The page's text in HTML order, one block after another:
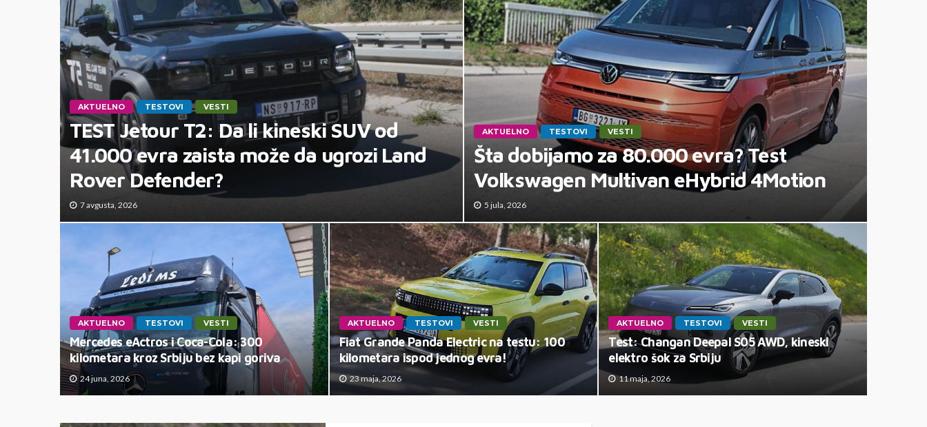
AKTUELNO TESTOVI VESTI
TEST Jetour T2: Da li kineski SUV od
41.000 evra zaista može da ugrozi Land
Rover Defender?
7 avgusta, 2026
AKTUELNO TESTOVI VESTI
Šta dobijamo za 80.000 evra? Test
Volkswagen Multivan eHybrid 4Motion
5 jula, 2026
AKTUELNO TESTOVI VESTI
Mercedes eActros i Coca-Cola: 300
kilometara kroz Srbiju bez kapi goriva
24 juna, 2026
AKTUELNO TESTOVI VESTI
Fiat Grande Panda Electric na testu: 100
kilometara ispod jednog evra!
23 maja, 2026
AKTUELNO TESTOVI VESTI
Test: Changan Deepal S05 AWD, kineski
elektro šok za Srbiju
11 maja, 2026